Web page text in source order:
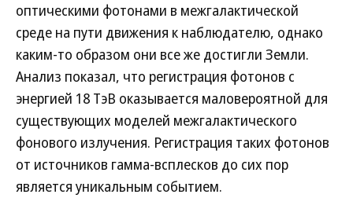
оптическими фотонами в межгалактической
среде на пути движения к наблюдателю, однако
каким-то образом они все же достигли Земли.
Анализ показал, что регистрация фотонов с
энергией 18 ТэВ оказывается маловероятной для
существующих моделей межгалактического
фонового излучения. Регистрация таких фотонов
от источников гамма-всплесков до сих пор
является уникальным событием.